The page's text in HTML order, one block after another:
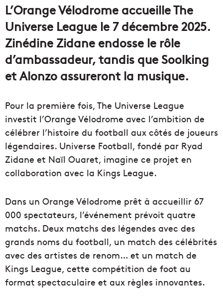
L’Orange Vélodrome accueille The
Universe League le 7 décembre 2025.
Zinédine Zidane endosse le rôle
d’ambassadeur, tandis que Soolking
et Alonzo assureront la musique.
Pour la première fois, The Universe League
investit l’Orange Vélodrome avec l’ambition de
célébrer l’histoire du football aux côtés de joueurs
légendaires. Universe Football, fondé par Ryad
Zidane et Naïl Ouaret, imagine ce projet en
collaboration avec la Kings League.
Dans un Orange Vélodrome prêt à accueillir 67
000 spectateurs, l’événement prévoit quatre
matchs. Deux matchs des légendes avec des
grands noms du football, un match des célébrités
avec des artistes de renom… et un match de
Kings League, cette compétition de foot au
format spectaculaire et aux règles innovantes.